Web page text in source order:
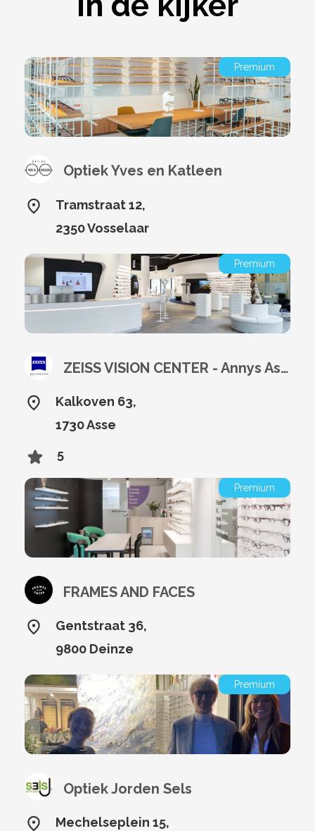
Premium
Optiek Yves en Katleen
Tramstraat 12,
2350 Vosselaar
Premium
ZEISS VISION CENTER - Annys Asse
Kalkoven 63,
1730 Asse
5
Premium
FRAMES AND FACES
Gentstraat 36,
9800 Deinze
Premium
Optiek Jorden Sels
Mechelseplein 15,